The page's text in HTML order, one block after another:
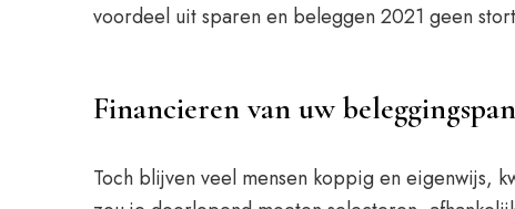
voordeel uit sparen en beleggen 2021 geen
Financieren van uw
Toch blijven veel mensen koppig en eigenwijs,